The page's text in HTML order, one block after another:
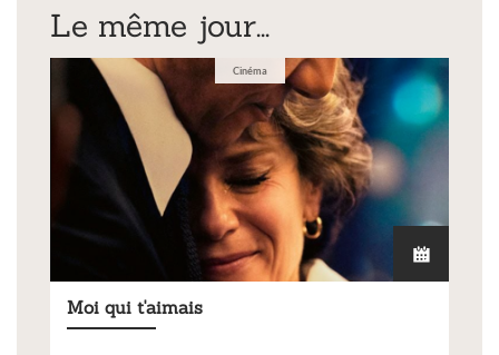
Le même jour...
Cinéma
Moi qui t'aimais